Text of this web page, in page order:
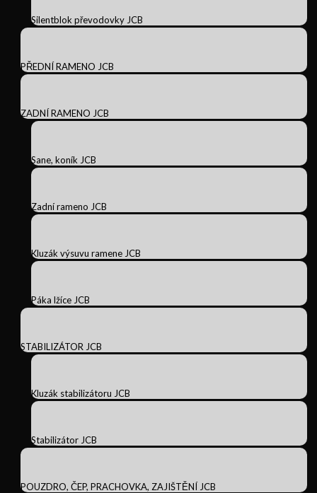
Silentblok převodovky JCB
PŘEDNÍ RAMENO JCB
ZADNÍ RAMENO JCB
Sane, koník JCB
Zadní rameno JCB
Kluzák výsuvu ramene JCB
Páka lžíce JCB
STABILIZÁTOR JCB
Kluzák stabilizátoru JCB
Stabilizátor JCB
POUZDRO, ČEP, PRACHOVKA, ZAJIŠTĚNÍ JCB